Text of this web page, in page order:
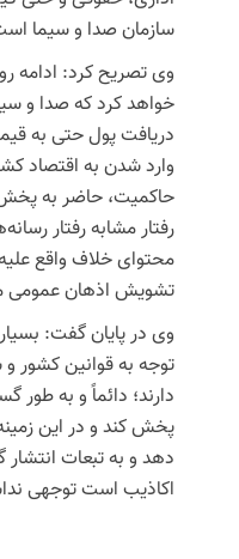
سازمان صدا و سیما
وی تصریح کرد: ادامه
خواهد کرد که صدا و
دریافت پول حتی به
وارد شدن به اقتصاد
حاکمیت، حاضر به
رفتار مشابه رفتار
محتوای خلاف واقع
تشویش اذهان عمومی
وی در پایان گفت:
توجه به قوانین کشور
دارند؛ دائماً و به طور
پخش کند و در این
دهد و به تبعات
اکاذیب است توجهی